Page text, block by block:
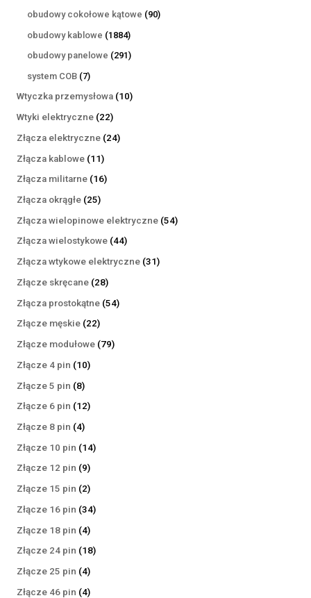
produkty
obudowy cokołowe kątowe 9090
obudowy kablowe 18841884
produkty
obudowy panelowe 291291
system COB 77
produktów
Wtyczka przemysłowa 1010
Wtyki elektryczne 2222
produkty
Złącza elektryczne 2424
Złącza kablowe 1111
produktów
Złącza militarne 1616
Złącza okrągłe 2525
produktów
Złącza wielopinowe elektryczne 5454
Złącza wielostykowe 4444
produkty
Złącza wtykowe elektryczne 3131
Złącze skręcane 2828
produktów
Złącza prostokątne 5454
Złącze męskie 2222
produkty
Złącze modułowe 7979
Złącze 4 pin 1010
Złącze 5 pin 88
produktów
Złącze 6 pin 1212
Złącze 8 pin 44
produkty
Złącze 10 pin 1414
Złącze 12 pin 99
produktów
Złącze 15 pin 22
produkty
Złącze 16 pin 3434
Złącze 18 pin 44
produkty
Złącze 24 pin 1818
Złącze 25 pin 44
produkty
Złącze 46 pin 44